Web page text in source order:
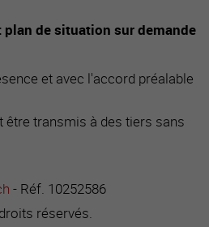
plan de situation sur demande
et avec l'accord préalable
être transmis à des tiers sans
- Réf. 10252586
réservés.